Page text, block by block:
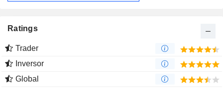
Ratings
Trader
Inversor
Global